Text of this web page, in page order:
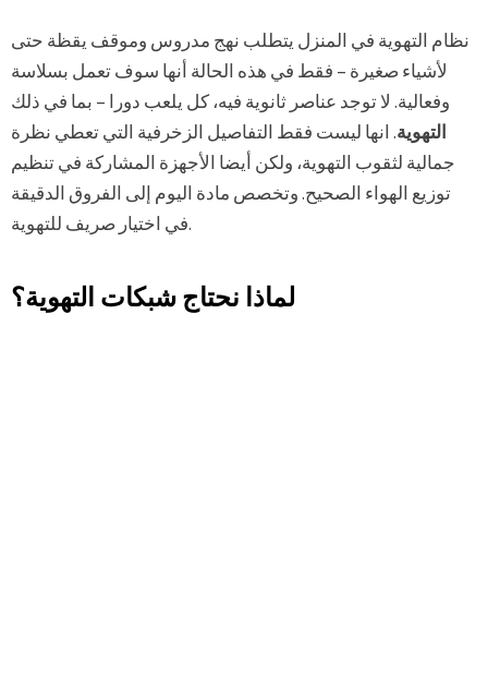
نظام التهوية في المنزل يتطلب نهج مدروس وموقف يقظة حتى
لأشياء صغيرة – فقط في هذه الحالة أنها سوف تعمل بسلاسة
وفعالية. لا توجد عناصر ثانوية فيه، كل يلعب دورا – بما في ذلك
التهوية. انها ليست فقط التفاصيل الزخرفية التي تعطي نظرة
جمالية لثقوب التهوية، ولكن أيضا الأجهزة المشاركة في تنظيم
توزيع الهواء الصحيح. وتخصص مادة اليوم إلى الفروق الدقيقة
في اختيار صريف للتهوية.
لماذا نحتاج شبكات التهوية؟